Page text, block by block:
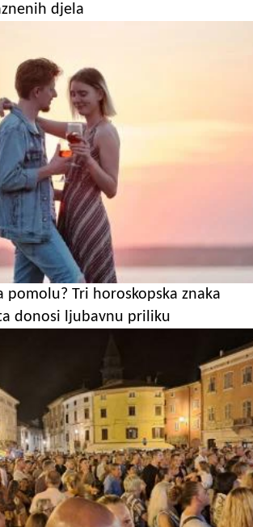
djela
pomolu? Tri horoskopska znaka
donosi ljubavnu priliku